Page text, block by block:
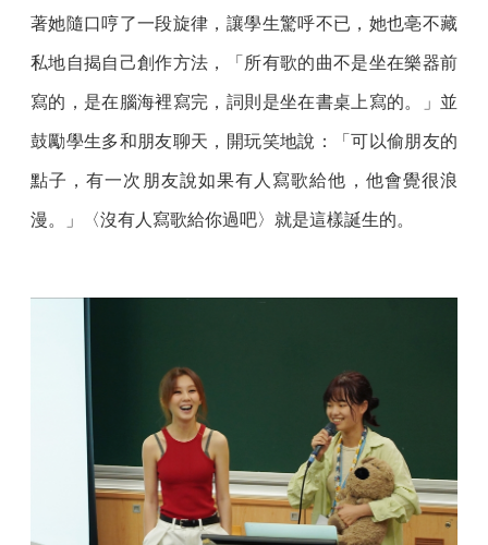
著她隨口哼了一段旋律，讓學生驚呼不已，她也亳不藏
私地自揭自己創作方法，「所有歌的曲不是坐在樂器前
寫的，是在腦海裡寫完，詞則是坐在書桌上寫的。」並
鼓勵學生多和朋友聊天，開玩笑地說：「可以偷朋友的
點子，有一次朋友說如果有人寫歌給他，他會覺很浪
漫。」〈沒有人寫歌給你過吧〉就是這樣誕生的。